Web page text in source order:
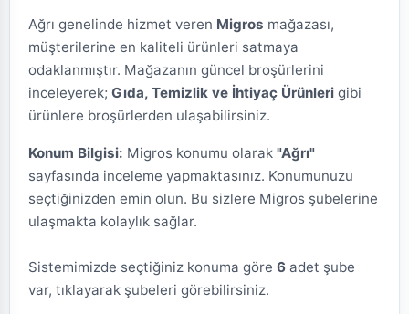
Ağrı genelinde hizmet veren Migros mağazası,
müşterilerine en kaliteli ürünleri satmaya
odaklanmıştır. Mağazanın güncel broşürlerini
inceleyerek; Gıda, Temizlik ve İhtiyaç Ürünleri gibi
ürünlere broşürlerden ulaşabilirsiniz.
Konum Bilgisi: Migros konumu olarak "Ağrı"
sayfasında inceleme yapmaktasınız. Konumunuzu
seçtiğinizden emin olun. Bu sizlere Migros şubelerine
ulaşmakta kolaylık sağlar.
Sistemimizde seçtiğiniz konuma göre 6 adet şube
var, tıklayarak şubeleri görebilirsiniz.